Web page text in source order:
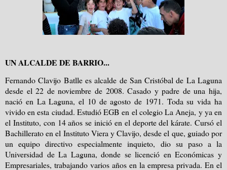
UN ALCALDE DE BARRIO...
Fernando Clavijo Batlle es alcalde de San Cristóbal de La Laguna
desde el 22 de noviembre de 2008. Casado y padre de una hija,
nació en La Laguna, el 10 de agosto de 1971. Toda su vida ha
vivido en esta ciudad. Estudió EGB en el colegio La Aneja, y ya en
el Instituto, con 14 años se inició en el deporte del kárate. Cursó el
Bachillerato en el Instituto Viera y Clavijo, desde el que, guiado por
un equipo directivo especialmente inquieto, dio su paso a la
Universidad de La Laguna, donde se licenció en Económicas y
Empresariales, trabajando varios años en la empresa privada. En el